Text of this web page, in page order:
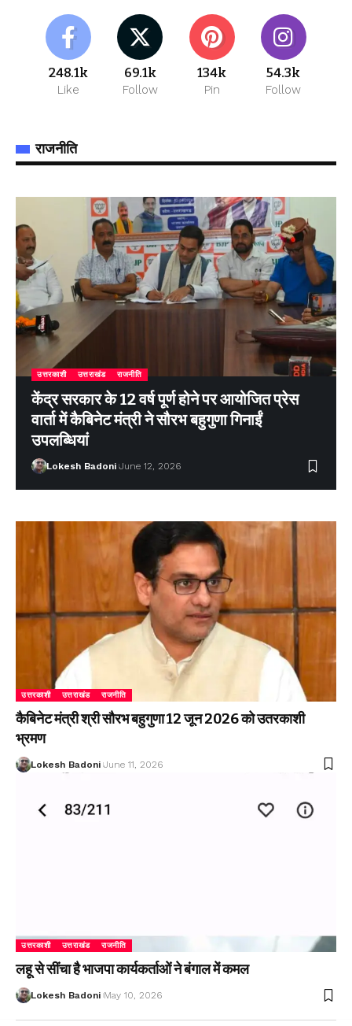
248.1k
Like
69.1k
Follow
134k
Pin
54.3k
Follow
राजनीति
उत्तरकाशी उत्तराखंड राजनीति
केंद्र सरकार के 12 वर्ष पूर्ण होने पर आयोजित प्रेस
वार्ता में कैबिनेट मंत्री ने सौरभ बहुगुणा गिनाईं
उपलब्धियां
Lokesh Badoni June 12, 2026
उत्तरकाशी उत्तराखंड राजनीति
कैबिनेट मंत्री श्री सौरभ बहुगुणा 12 जून 2026 को उतरकाशी
भ्रमण
Lokesh Badoni June 11, 2026
उत्तरकाशी उत्तराखंड राजनीति
लहू से सींचा है भाजपा कार्यकर्ताओं ने बंगाल में कमल
Lokesh Badoni May 10, 2026